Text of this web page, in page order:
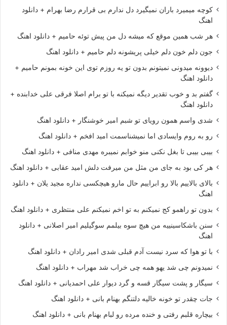
کوچه میمیرد باران نمیگیرد دل ندارم بی قرارم رضا بهرام + دانلود
اهنگ
هر شب همین موقع که میشه دل من پیش توئه حامیم + دانلود اهنگ
جون دلم خون دلم خیلی پریشونه دلم حامیم + دانلود اهنگ
دیوونه میدونی نمیتونم بدون تو یه روزم توی این خونه بمونم حامیم +
دانلود اهنگ
گفتم بد و خوب تقدیر دیگه نمیکنه با تو برام اصلا فرقی علی خدابنده +
دانلود اهنگ
شدی واسم همون رویای تو شبم امیر خوشنگار + دانلود اهنگ
رو به روم وایسادی اما نمیشناسمت امید افخم + دانلود اهنگ
بیبی بیبی تا بغل نکنی منو خوابم نمیبره مهدی منافی + دانلود اهنگ
هر کی بود به جای من مثل من میرفت دلش امید عقابی + دانلود اهنگ
بالای بالاییم بالا رو ابراییم حال مارو هیچکسی نداره مجید یلان + دانلود
اهنگ
بدون تو راهمو کج نمیکنم به تو اخم نمیکنم علی منتظری + دانلود اهنگ
سنن باشکاسینییه من هیچ سوه بیلمم سوگیلیم امیر اصلانی + دانلود
اهنگ
با تو هوا که سرد نیست آدم قبلی شدی امیر رادان + دانلود اهنگ
نمیدونم چی شد یهو همه چی خراب شد مهراب + دانلود اهنگ
سیگار و پشت سیگار قسه و گرد دیوار علی احمدیانی + دانلود اهنگ
جات چقدر تو خونه خالیه دلتنگم بهنام بانی + دانلود اهنگ
بیچاره قلبم رفتی و خنده مرده رو لبام بهنام بانی + دانلود اهنگ